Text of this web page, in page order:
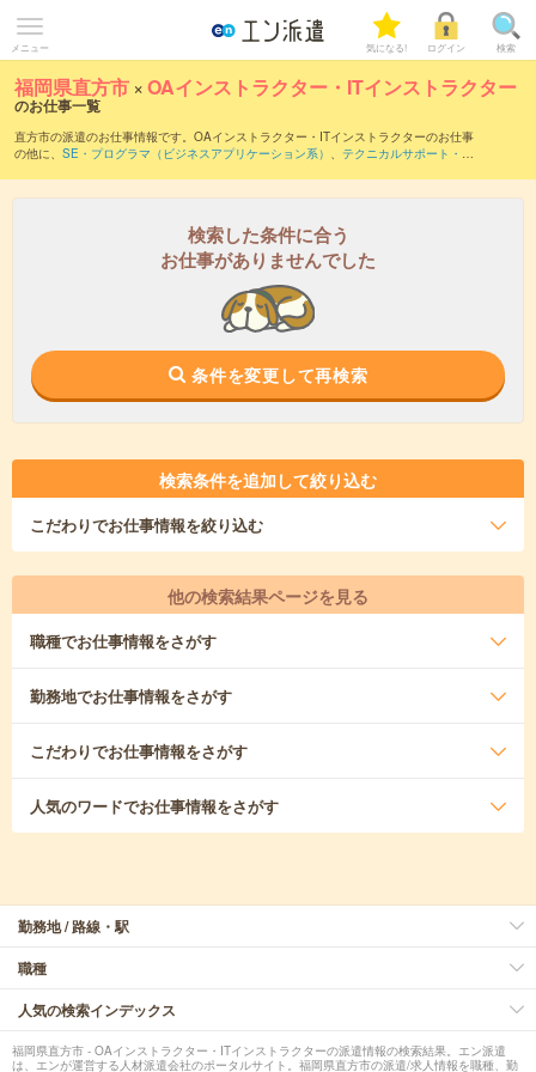
メニュー 気になる! ログイン 検索
福岡県直方市 ×OAインストラクター・ITインストラクター
のお仕事一覧
直方市の派遣のお仕事情報です。OAインストラクター・ITインストラクターのお仕事
の他に、 SE・プログラマ（ビジネスアプリケーション系） 、 テクニカルサポート・ヘ
インストラクター・ITインストラクターのお仕事とは？とは？
検索した条件に合う
お仕事がありませんでした
条件を変更して再検索
検索条件を追加して絞り込む
こだわりでお仕事情報を絞り込む
他の検索結果ページを見る
職種でお仕事情報をさがす
勤務地でお仕事情報をさがす
こだわりでお仕事情報をさがす
人気のワードでお仕事情報をさがす
勤務地 / 路線・駅
職種
人気の検索インデックス
福岡県直方市 - OAインストラクター・ITインストラクターの派遣情報の検索結果。エン派遣
は、エンが運営する人材派遣会社のポータルサイト。福岡県直方市の派遣/求人情報を職種、勤